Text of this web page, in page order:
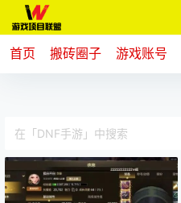
首页 搬砖圈子 游戏账号